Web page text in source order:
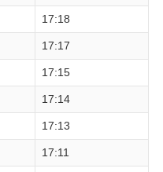
17:18
17:17
17:15
17:14
17:13
17:11